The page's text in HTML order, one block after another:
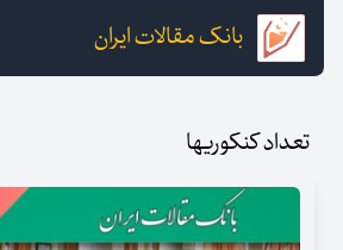
بانک مقالات ایران
تعداد کنکوریها